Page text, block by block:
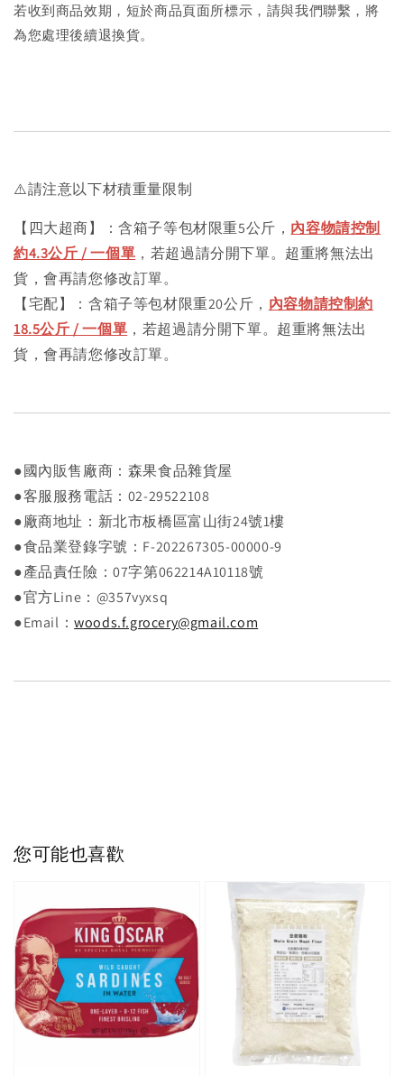
若收到商品效期，短於商品頁面所標示，請與我們聯繫，將
為您處理後續退換貨。
⚠️請注意以下材積重量限制
【四大超商】：含箱子等包材限重5公斤， 內容物請控制
約4.3公斤 / 一個單 ，若超過請分開下單。超重將無法出
貨，會再請您修改訂單。
【宅配】：含箱子等包材限重20公斤， 內容物請控制約
18.5公斤 / 一個單 ，若超過請分開下單。超重將無法出
貨，會再請您修改訂單。
●國內販售廠商：森果食品雜貨屋
●客服服務電話：02-29522108
●廠商地址：新北市板橋區富山街24號1樓
●食品業登錄字號：F-202267305-00000-9
●產品責任險：07字第062214A10118號
●官方Line：@357vyxsq
●Email：woods.f.grocery@gmail.com
您可能也喜歡